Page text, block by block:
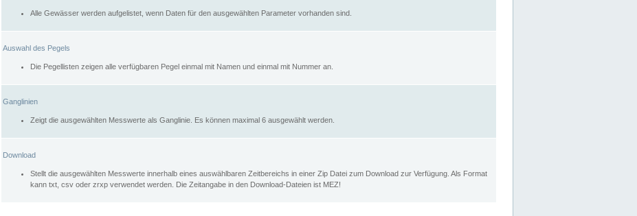
Alle Gewässer werden aufgelistet, wenn Daten für den ausgewählten Parameter vorhanden sind.
Auswahl des Pegels
Die Pegellisten zeigen alle verfügbaren Pegel einmal mit Namen und einmal mit Nummer an.
Ganglinien
Zeigt die ausgewählten Messwerte als Ganglinie. Es können maximal 6 ausgewählt werden.
Download
Stellt die ausgewählten Messwerte innerhalb eines auswählbaren Zeitbereichs in einer Zip Datei zum Download zur Verfügung. Als Format
kann txt, csv oder zrxp verwendet werden. Die Zeitangabe in den Download-Dateien ist MEZ!